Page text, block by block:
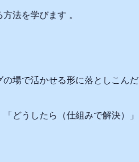
法を学びます 。
場で活かせる形に落としこんだ
どうしたら（仕組みで解決）」